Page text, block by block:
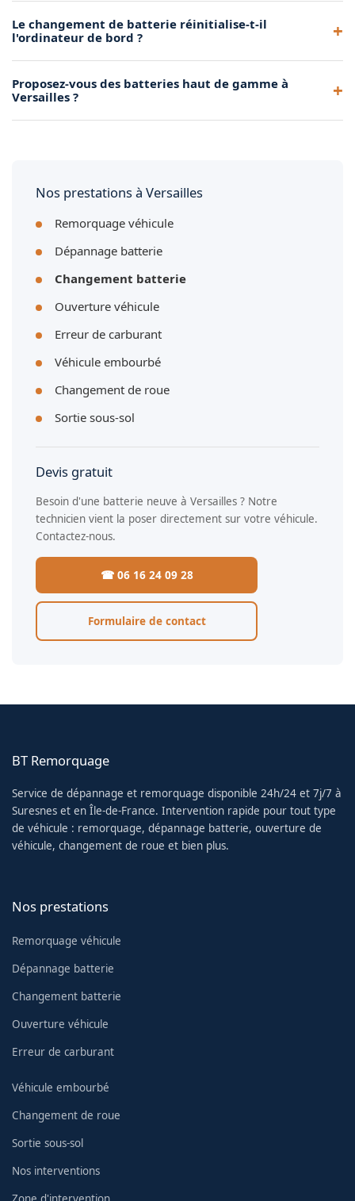
vos habitudes de conduite et les conditions climatiques. Nos
Le changement de batterie réinitialise-t-il
l'ordinateur de bord ?
réinitialiser les réglages électroniques. Notre technicien
Proposez-vous des batteries haut de gamme à
Versailles ?
Nos prestations à Versailles
Remorquage véhicule
Dépannage batterie
Changement batterie
Ouverture véhicule
Erreur de carburant
Véhicule embourbé
Changement de roue
Sortie sous-sol
Devis gratuit
Besoin d'une batterie neuve à Versailles ? Notre
technicien vient la poser directement sur votre véhicule.
Contactez-nous.
☎ 06 16 24 09 28
Formulaire de contact
BT Remorquage
Service de dépannage et remorquage disponible 24h/24 et 7j/7 à
Suresnes et en Île-de-France. Intervention rapide pour tout type
de véhicule : remorquage, dépannage batterie, ouverture de
véhicule, changement de roue et bien plus.
Nos prestations
Remorquage véhicule
Dépannage batterie
Changement batterie
Ouverture véhicule
Erreur de carburant
Véhicule embourbé
Changement de roue
Sortie sous-sol
Nos interventions